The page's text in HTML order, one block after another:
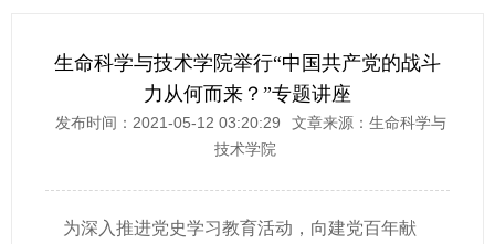
生命科学与技术学院举行“中国共产党的战斗
力从何而来？”专题讲座
发布时间：2021-05-12 03:20:29
文章来源：生命科学与
技术学院
为深入推进党史学习教育活动，向建党百年献